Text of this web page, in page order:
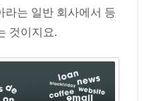
라는 일반 회사에서 등
것이지요.